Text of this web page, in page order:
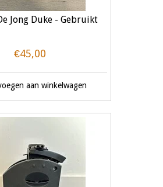
Jong Duke - Gebruikt
€45,00
aan winkelwagen